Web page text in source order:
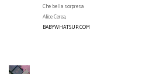
Che bella sorpresa
Alice Cerea,
BABYWHATSUP.COM